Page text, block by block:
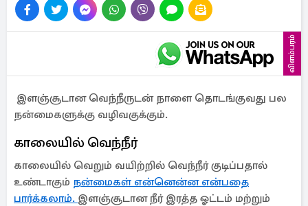
விளம்பரம்
இளஞ்சூடான வெந்நீருடன் நாளை தொடங்குவது பல
நன்மைகளுக்கு வழிவகுக்கும்.
காலையில் வெந்நீர்
காலையில் வெறும் வயிற்றில் வெந்நீர் குடிப்பதால்
உண்டாகும் நன்மைகள் என்னென்ன என்பதை
பார்க்கலாம். இளஞ்சூடான நீர் இரத்த ஓட்டம் மற்றும்